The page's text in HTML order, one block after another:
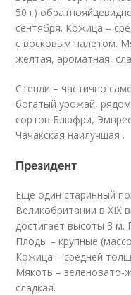
50 г)
сентября. Кожица –
с восковым налетом.
желтая, ароматная,
Стенли – частично
богатый урожай,
сортов Блюфри,
Чачакская наилучшая .
Президент
Еще один старинный
Великобритании в XIX
достигает высоты 3 м.
Плоды – крупные
Кожица – средней
Мякоть – зеленовато-
сладкая.